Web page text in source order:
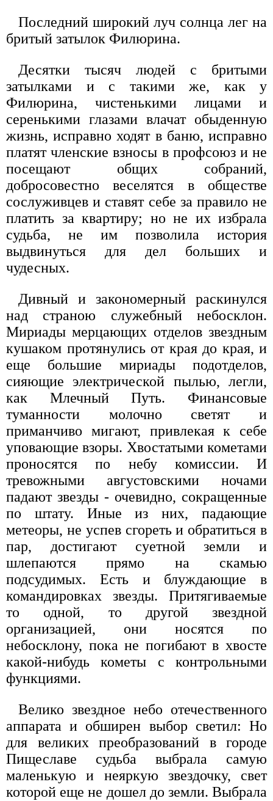
Последний широкий луч солнца лег на
бритый затылок Филюрина.
Десятки тысяч людей с бритыми
затылками и с такими же, как у
Филюрина, чистенькими лицами и
серенькими глазами влачат обыденную
жизнь, исправно ходят в баню, исправно
платят членские взносы в профсоюз и не
посещают общих собраний,
добросовестно веселятся в обществе
сослуживцев и ставят себе за правило не
платить за квартиру; но не их избрала
судьба, не им позволила история
выдвинуться для дел больших и
чудесных.
Дивный и закономерный раскинулся
над страною служебный небосклон.
Мириады мерцающих отделов звездным
кушаком протянулись от края до края, и
еще большие мириады подотделов,
сияющие электрической пылью, легли,
как Млечный Путь. Финансовые
туманности молочно светят и
приманчиво мигают, привлекая к себе
уповающие взоры. Хвостатыми кометами
проносятся по небу комиссии. И
тревожными августовскими ночами
падают звезды - очевидно, сокращенные
по штату. Иные из них, падающие
метеоры, не успев сгореть и обратиться в
пар, достигают суетной земли и
шлепаются прямо на скамью
подсудимых. Есть и блуждающие в
командировках звезды. Притягиваемые
то одной, то другой звездной
организацией, они носятся по
небосклону, пока не погибают в хвосте
какой-нибудь кометы с контрольными
функциями.
Велико звездное небо отечественного
аппарата и обширен выбор светил: Но
для великих преобразований в городе
Пищеславе судьба выбрала самую
маленькую и неяркую звездочку, свет
которой еще не дошел до земли. Выбрала